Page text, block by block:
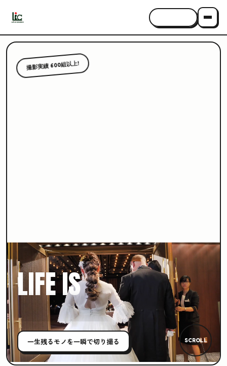
撮影実績 600組以上!
LIFE IS
CREATIVE
一生残るモノを一瞬で切り撮る SCROLL